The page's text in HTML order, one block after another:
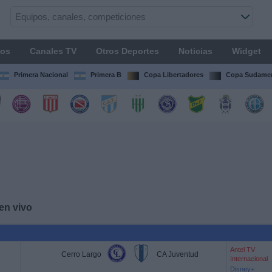
Canales TV Otros Deportes Noticias Widget
Primera Nacional Primera B Copa Libertadores Copa
en vivo
Cerro Largo CA Juventud
Antel TV
Internacional
Disney+